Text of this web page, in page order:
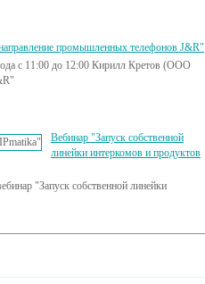
промышленных телефонов J&R"
с 11:00 до 12:00 Кирилл Кретов (ООО
Вебинар "Запуск собственной
линейки интеркомов и продуктов
"Запуск собственной линейки